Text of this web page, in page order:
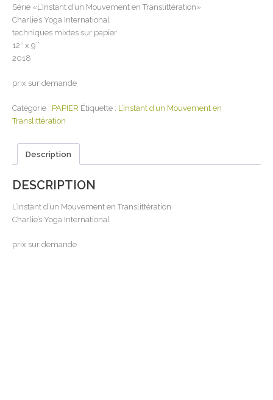
Série «L’Instant d’un Mouvement en Translittération»
Charlie’s Yoga International
techniques mixtes sur papier
12″ x 9’’
2018
prix sur demande
Catégorie : PAPIER Étiquette : L’Instant d’un Mouvement en
Translittération
Description
DESCRIPTION
L’Instant d’un Mouvement en Translittération
Charlie’s Yoga International
prix sur demande